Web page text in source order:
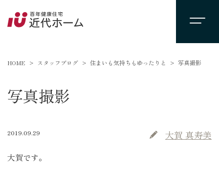
HOME スタッフブログ 住まいも気持ちもゆったりと 写真撮影
写真撮影
2019.09.29 大賀 真寿美
大賀です。